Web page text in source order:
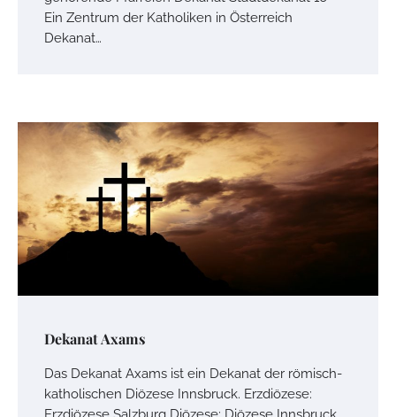
Ein Zentrum der Katholiken in Österreich
Dekanat…
Dekanat Axams
Das Dekanat Axams ist ein Dekanat der römisch-
katholischen Diözese Innsbruck. Erzdiözese:
Erzdiözese Salzburg Diözese: Diözese Innsbruck